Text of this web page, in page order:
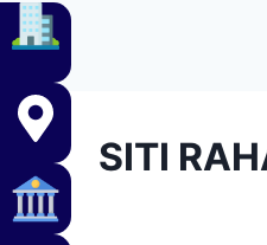
SITI